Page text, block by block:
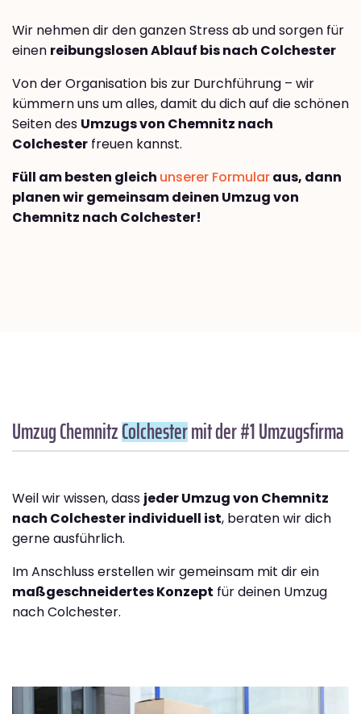
Wir nehmen dir den ganzen Stress ab und sorgen für
einen reibungslosen Ablauf bis nach Colchester
Von der Organisation bis zur Durchführung – wir
kümmern uns um alles, damit du dich auf die schönen
Seiten des Umzugs von Chemnitz nach
Colchester freuen kannst.
Füll am besten gleich unserer Formularaus, dann
planen wir gemeinsam deinen Umzug von
Chemnitz nach Colchester!
Umzug ChemnitzColchestermit der #1 Umzugsfirma
Weil wir wissen, dass jeder Umzug von Chemnitz
nach Colchester individuell ist, beraten wir dich
gerne ausführlich.
Im Anschluss erstellen wir gemeinsam mit dir ein
maßgeschneidertes Konzept für deinen Umzug
nach Colchester.